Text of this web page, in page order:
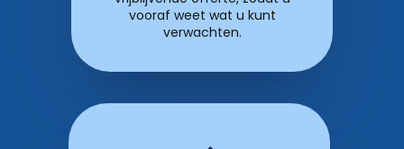
vooraf weet wat u kunt
verwachten.